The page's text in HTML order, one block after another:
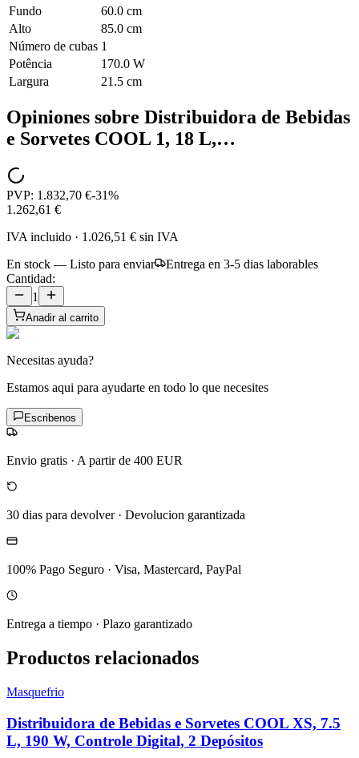
Fundo
60.0 cm
Alto
85.0 cm
Número de cubas 1
Potência
170.0 W
Largura
21.5 cm
Opiniones sobre Distribuidora de Bebidas
e Sorvetes COOL 1, 18 L,…
PVP: 1.832,70 €-31%
1.262,61 €
IVA incluido · 1.026,51 € sin IVA
En stock — Listo para enviar
Entrega en 3-5 dias laborables
Cantidad:
1
Anadir al carrito
Necesitas ayuda?
Estamos aqui para ayudarte en todo lo que necesites
Escribenos
Envio gratis · A partir de 400 EUR
30 dias para devolver· Devolucion garantizada
100% Pago Seguro · Visa, Mastercard, PayPal
Entrega a tiempo · Plazo garantizado
Productos relacionados
Masquefrio
Distribuidora de Bebidas e Sorvetes COOL XS, 7.5
L, 190 W, Controle Digital, 2 Depósitos